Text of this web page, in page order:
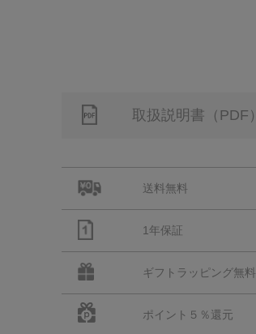
取扱説明書（PDF）
送料無料
1年保証
ギフトラッピング無料
ポイント５％還元